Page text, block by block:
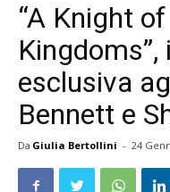
“A Knight
esclusiva
Bennett e
Da Giulia Bertollini - 24